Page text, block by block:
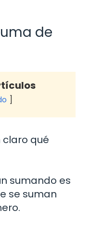
de
claro qué
sumando es
se suman